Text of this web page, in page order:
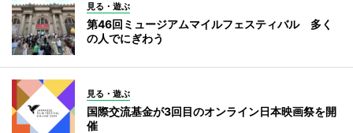
見る・遊ぶ
第46回ミュージアムマイルフェスティバル 多く
の人でにぎわう
見る・遊ぶ
国際交流基金が3回目のオンライン日本映画祭を開
催